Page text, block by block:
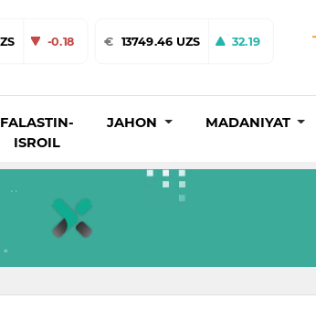
-0.18 € 13749.46 UZS 32.19
FALASTIN-
ISROIL
JAHON MADANIYAT